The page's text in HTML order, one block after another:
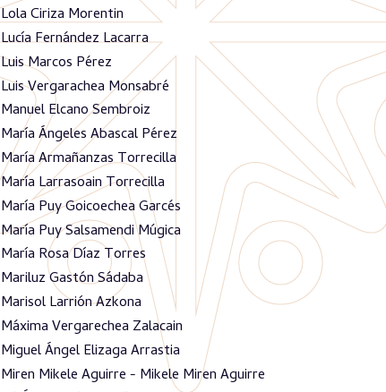
Lola Ciriza Morentin
Lucía Fernández Lacarra
Luis Marcos Pérez
Luis Vergarachea Monsabré
Manuel Elcano Sembroiz
María Ángeles Abascal Pérez
María Armañanzas Torrecilla
María Larrasoain Torrecilla
María Puy Goicoechea Garcés
María Puy Salsamendi Múgica
María Rosa Díaz Torres
Mariluz Gastón Sádaba
Marisol Larrión Azkona
Máxima Vergarechea Zalacain
Miguel Ángel Elizaga Arrastia
Miren Mikele Aguirre - Mikele Miren Aguirre